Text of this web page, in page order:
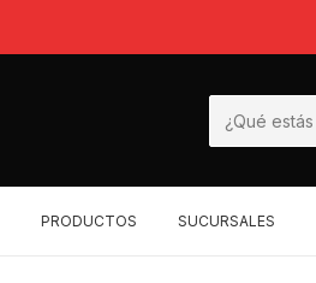
PRODUCTOS SUCURSALES